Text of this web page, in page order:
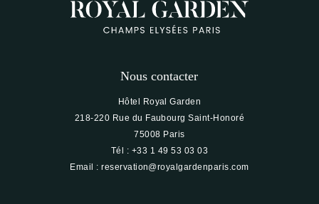
Nous contacter
Hôtel Royal Garden
218-220 Rue du Faubourg Saint-Honoré
75008 Paris
Tél : +33 1 49 53 03 03
Email :reservation@royalgardenparis.com